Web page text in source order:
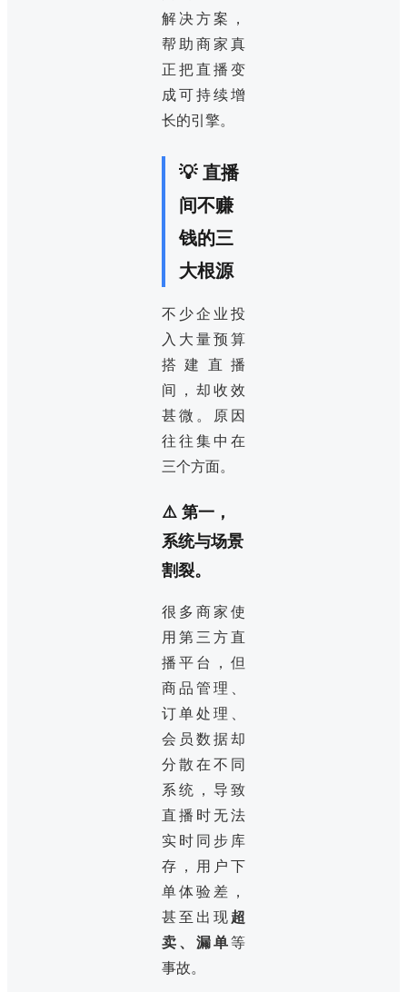
解决方案，
帮助商家真
正把直播变
成可持续增
长的引擎。
💡 直播
间不赚
钱的三
大根源
不少企业投
入大量预算
搭建直播
间，却收效
甚微。原因
往往集中在
三个方面。
⚠️ 第一，
系统与场景
割裂。
很多商家使
用第三方直
播平台，但
商品管理、
订单处理、
会员数据却
分散在不同
系统，导致
直播时无法
实时同步库
存，用户下
单体验差，
甚至出现 超
卖、漏单等
事故。